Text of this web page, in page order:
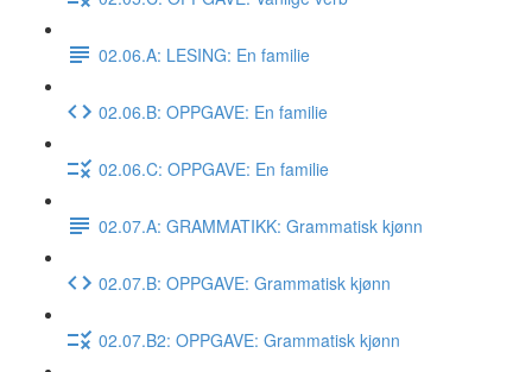
02.06.A: LESING: En familie
02.06.B: OPPGAVE: En familie
02.06.C: OPPGAVE: En familie
02.07.A: GRAMMATIKK: Grammatisk kjønn
02.07.B: OPPGAVE: Grammatisk kjønn
02.07.B2: OPPGAVE: Grammatisk kjønn